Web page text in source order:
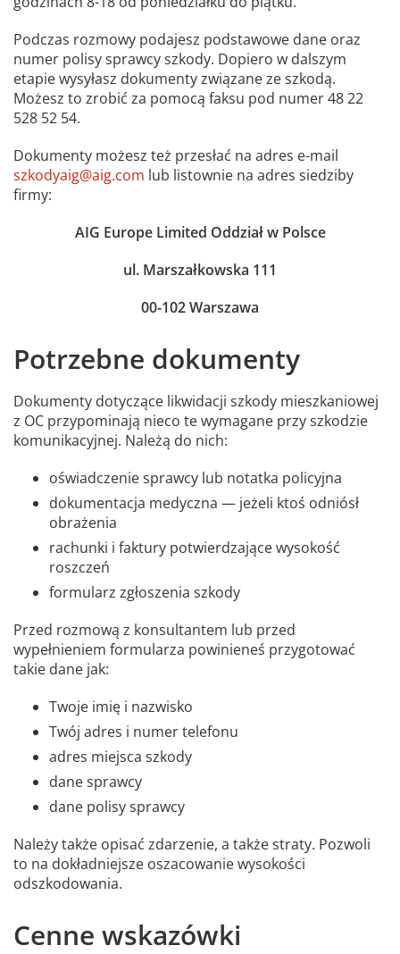
Podczas rozmowy podajesz podstawowe dane oraz
numer polisy sprawcy szkody. Dopiero w dalszym
etapie wysyłasz dokumenty związane ze szkodą.
Możesz to zrobić za pomocą faksu pod numer 48 22
528 52 54.
Dokumenty możesz też przesłać na adres e-mail
szkodyaig@aig.com lub listownie na adres siedziby
firmy:
AIG Europe Limited Oddział w Polsce
ul. Marszałkowska 111
00-102 Warszawa
Potrzebne dokumenty
Dokumenty dotyczące likwidacji szkody mieszkaniowej
z OC przypominają nieco te wymagane przy szkodzie
komunikacyjnej. Należą do nich:
oświadczenie sprawcy lub notatka policyjna
dokumentacja medyczna — jeżeli ktoś odniósł
obrażenia
rachunki i faktury potwierdzające wysokość
roszczeń
formularz zgłoszenia szkody
Przed rozmową z konsultantem lub przed
wypełnieniem formularza powinieneś przygotować
takie dane jak:
Twoje imię i nazwisko
Twój adres i numer telefonu
adres miejsca szkody
dane sprawcy
dane polisy sprawcy
Należy także opisać zdarzenie, a także straty. Pozwoli
to na dokładniejsze oszacowanie wysokości
odszkodowania.
Cenne wskazówki